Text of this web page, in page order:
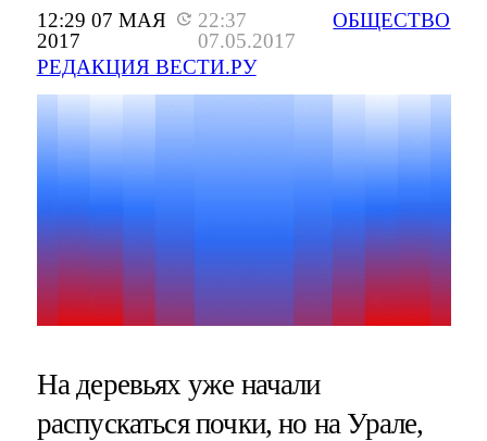
12:29 07 МАЯ
2017
22:37
07.05.2017
РЕДАКЦИЯ ВЕСТИ.РУ
ОБЩЕСТВО
На деревьях уже начали
распускаться почки, но на Урале,